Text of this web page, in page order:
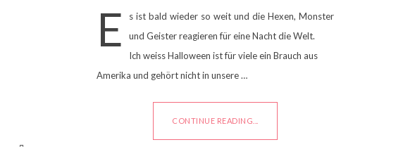
E
s ist bald wieder so weit und die Hexen, Monster
und Geister reagieren für eine Nacht die Welt.
Ich weiss Halloween ist für viele ein Brauch aus
Amerika und gehört nicht in unsere …
CONTINUE READING...